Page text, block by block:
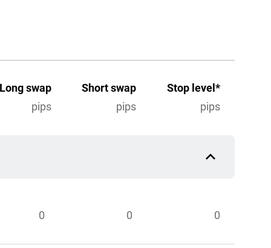
Long swap
pips
Short swap
pips
Stop level*
pips
0 0 0